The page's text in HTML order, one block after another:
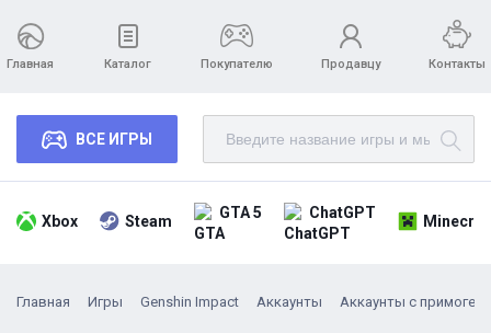
Главная Каталог Покупателю Продавцу Контакты
ВСЕ ИГРЫ
Xbox Steam GTA 5 ChatGPT
Главная Игры Genshin Impact Аккаунты Аккаунты с